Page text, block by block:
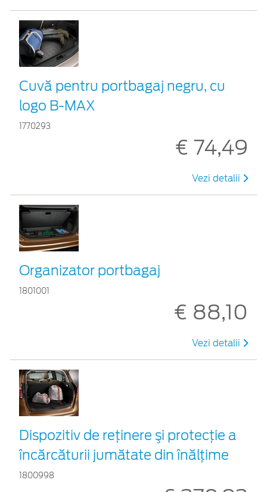
Cuvă pentru portbagaj negru, cu
logo B-MAX
1770293
€ 74,49
Vezi detalii
Organizator portbagaj
1801001
€ 88,10
Vezi detalii
Dispozitiv de reţinere şi protecţie a
încărcăturii jumătate din înălţime
1800998